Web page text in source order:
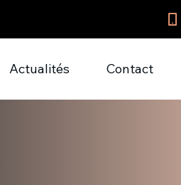
Actualités Contact